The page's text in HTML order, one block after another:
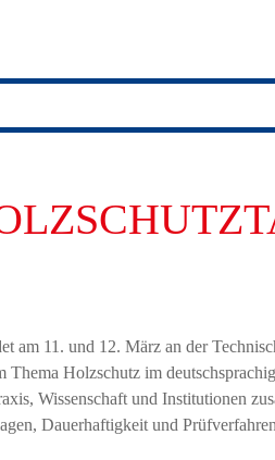
am 11. und 12. März an der
Thema Holzschutz im
Wissenschaft und Institutionen
Dauerhaftigkeit und